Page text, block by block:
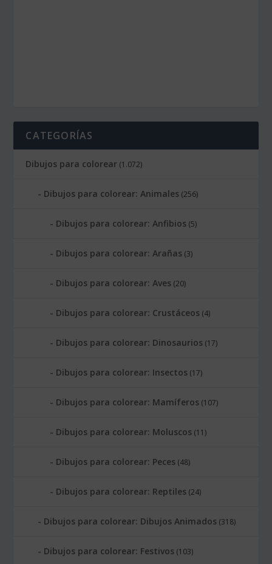
CATEGORÍAS
Dibujos para colorear (1.072)
Dibujos para colorear: Animales (256)
Dibujos para colorear: Anfibios (5)
Dibujos para colorear: Arañas (3)
Dibujos para colorear: Aves (20)
Dibujos para colorear: Crustáceos (4)
Dibujos para colorear: Dinosaurios (17)
Dibujos para colorear: Insectos (17)
Dibujos para colorear: Mamíferos (107)
Dibujos para colorear: Moluscos (11)
Dibujos para colorear: Peces (48)
Dibujos para colorear: Reptiles (24)
Dibujos para colorear: Dibujos Animados (318)
Dibujos para colorear: Festivos (103)